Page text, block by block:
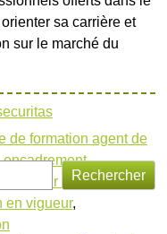
sa carrière et
sur le marché du
de formation agent de
encadrement,
sur le terrain,
en vigueur,
Rechercher